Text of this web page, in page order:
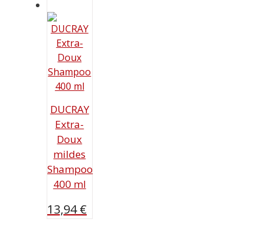
war:
14,69 €9,99 €.
DUCRAY
Extra-
Doux
mildes
Shampoo
400 ml
13,94€